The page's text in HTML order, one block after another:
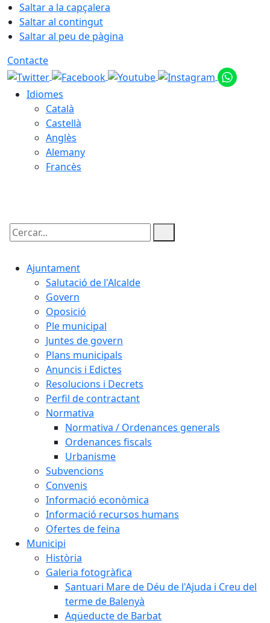
Saltar a la capçalera
Saltar al contingut
Saltar al peu de pàgina
Contacte
Idiomes
Català
Castellà
Anglès
Alemany
Francès
Cercar:
Ajuntament
Salutació de l'Alcalde
Govern
Oposició
Ple municipal
Juntes de govern
Plans municipals
Anuncis i Edictes
Resolucions i Decrets
Perfil de contractant
Normativa
Normativa / Ordenances generals
Ordenances fiscals
Urbanisme
Subvencions
Convenis
Informació econòmica
Informació recursos humans
Ofertes de feina
Municipi
Història
Galeria fotogràfica
Santuari Mare de Déu de l'Ajuda i Creu del
terme de Balenyà
Aqüeducte de Barbat